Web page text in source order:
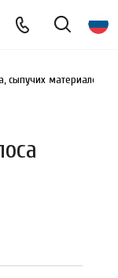
сыпучих материалов и